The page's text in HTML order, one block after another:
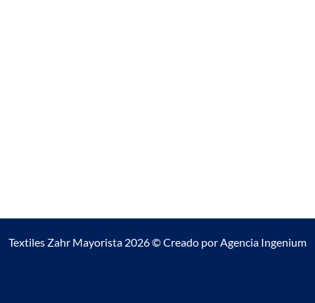
Textiles Zahr Mayorista 2026 © Creado porAgencia Ingenium